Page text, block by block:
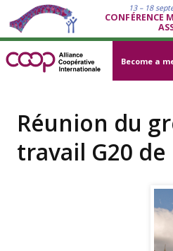
13 – 18
CONFÉRENCE
Become a
Réunion du
travail G20 de